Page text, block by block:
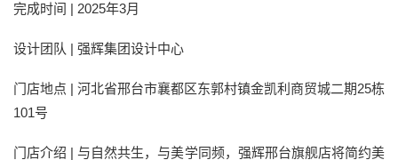
完成时间 | 2025年3月
设计团队 | 强辉集团设计中心
门店地点 | 河北省邢台市襄都区东郭村镇金凯利商贸城二期25栋
101号
门店介绍 | 与自然共生，与美学同频，强辉邢台旗舰店将简约美